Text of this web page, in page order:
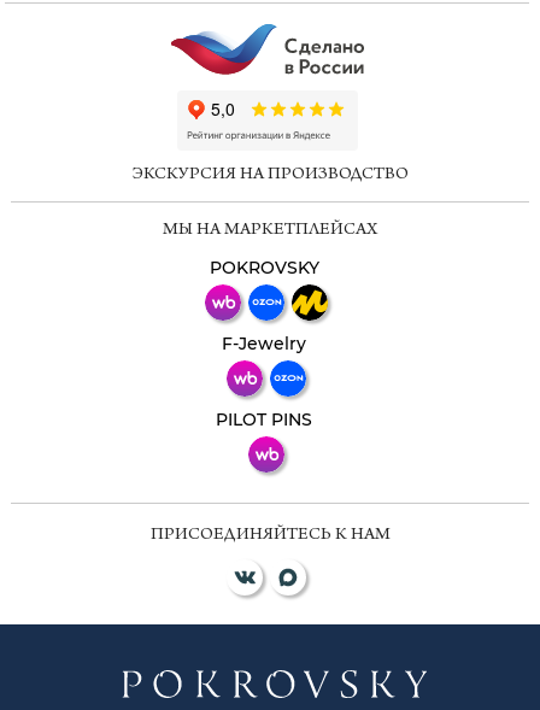
ЭКСКУРСИЯ НА ПРОИЗВОДСТВО
МЫ НА МАРКЕТПЛЕЙСАХ
POKROVSKY
F-Jewelry
PILOT PINS
ПРИСОЕДИНЯЙТЕСЬ К НАМ